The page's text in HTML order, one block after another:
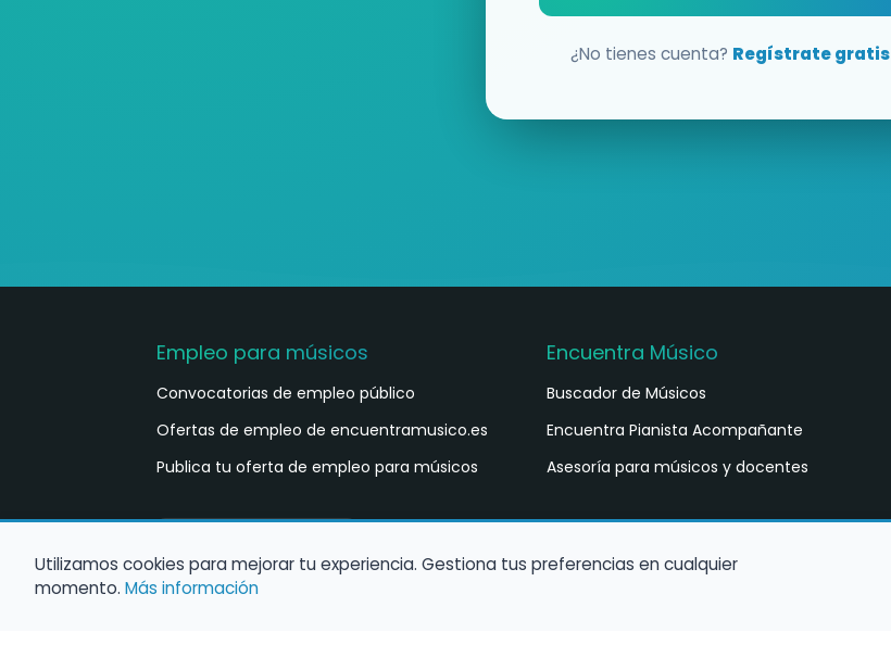
¿No tienes cuenta? Regístrate gratis
Empleo para músicos
Convocatorias de empleo público
Ofertas de empleo de encuentramusico.es
Publica tu oferta de empleo para músicos
Encuentra Músico
Buscador de Músicos
Encuentra Pianista Acompañante
Asesoría para músicos y docentes
Utilizamos cookies para mejorar tu experiencia. Gestiona tus preferencias en cualquier
momento. Más información